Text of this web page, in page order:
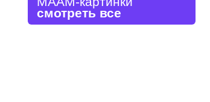
смотреть все